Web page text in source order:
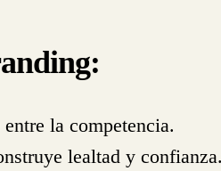
entre la competencia.
lealtad y confianza.